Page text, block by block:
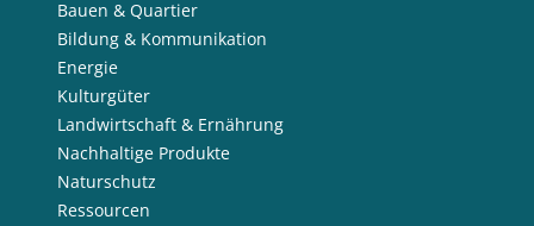
Bauen & Quartier
Bildung & Kommunikation
Energie
Kulturgüter
Landwirtschaft & Ernährung
Nachhaltige Produkte
Naturschutz
Ressourcen